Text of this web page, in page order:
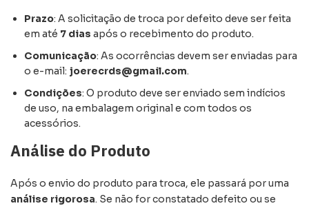
Prazo: A solicitação de troca por defeito deve ser feita
em até 7 dias após o recebimento do produto.
Comunicação: As ocorrências devem ser enviadas para
o e-mail: joerecrds@gmail.com.
Condições: O produto deve ser enviado sem indícios
de uso, na embalagem original e com todos os
acessórios.
Análise do Produto
Após o envio do produto para troca, ele passará por uma
análise rigorosa. Se não for constatado defeito ou se